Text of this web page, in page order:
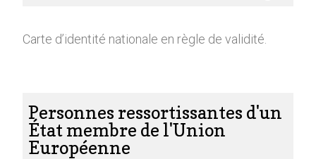
Carte d’identité nationale en règle de validité.
Personnes ressortissantes d'un
État membre de l'Union
Européenne